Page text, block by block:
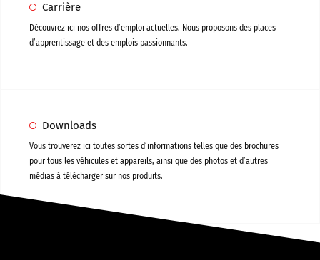
Carrière
Découvrez ici nos offres d’emploi actuelles. Nous proposons des places
d’apprentissage et des emplois passionnants.
Downloads
Vous trouverez ici toutes sortes d’informations telles que des brochures
pour tous les véhicules et appareils, ainsi que des photos et d’autres
médias à télécharger sur nos produits.